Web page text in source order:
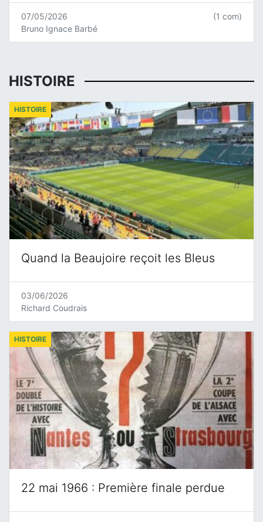
07/05/2026
Bruno Ignace Barbé
(1 com)
HISTOIRE
Quand la Beaujoire reçoit les Bleus
HISTOIRE
03/06/2026
Richard Coudrais
22 mai 1966 : Première finale perdue
HISTOIRE